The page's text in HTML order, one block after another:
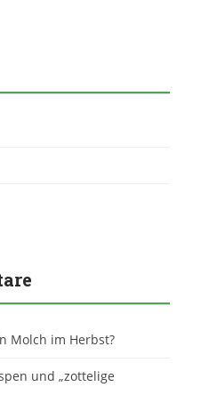
Molch im Herbst?
und „zottelige